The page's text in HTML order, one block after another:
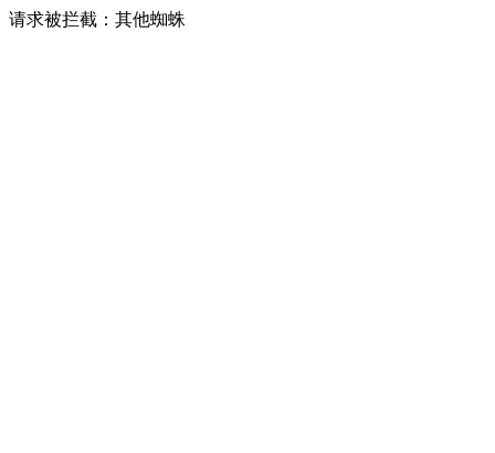
请求被拦截：其他蜘蛛